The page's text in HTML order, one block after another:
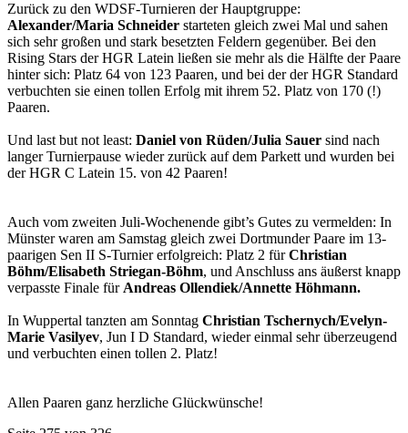
Zurück zu den WDSF-Turnieren der Hauptgruppe:
Alexander/Maria Schneider starteten gleich zwei Mal und sahen
sich sehr großen und stark besetzten Feldern gegenüber. Bei den
Rising Stars der HGR Latein ließen sie mehr als die Hälfte der Paare
hinter sich: Platz 64 von 123 Paaren, und bei der der HGR Standard
verbuchten sie einen tollen Erfolg mit ihrem 52. Platz von 170 (!)
Paaren.
Und last but not least: Daniel von Rüden/Julia Sauer sind nach
langer Turnierpause wieder zurück auf dem Parkett und wurden bei
der HGR C Latein 15. von 42 Paaren!
Auch vom zweiten Juli-Wochenende gibt’s Gutes zu vermelden: In
Münster waren am Samstag gleich zwei Dortmunder Paare im 13-
paarigen Sen II S-Turnier erfolgreich: Platz 2 fürChristian
Böhm/Elisabeth Striegan-Böhm, und Anschluss ans äußerst knapp
verpasste Finale für Andreas Ollendiek/Annette Höhmann.
In Wuppertal tanzten am Sonntag Christian Tschernych/Evelyn-
Marie Vasilyev, Jun I D Standard, wieder einmal sehr überzeugend
und verbuchten einen tollen 2. Platz!
Allen Paaren ganz herzliche Glückwünsche!